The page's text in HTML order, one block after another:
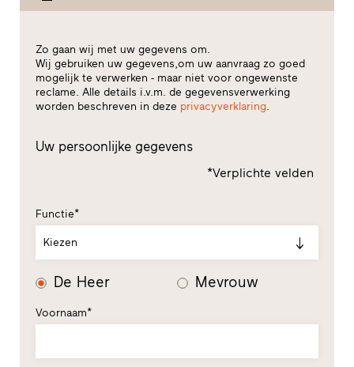
Zo gaan wij met uw gegevens om.
Wij gebruiken uw gegevens,om uw aanvraag zo goed
mogelijk te verwerken - maar niet voor ongewenste
reclame. Alle details i.v.m. de gegevensverwerking
worden beschreven in deze privacyverklaring.
Uw persoonlijke gegevens
*Verplichte velden
Functie*
Kiezen
De Heer Mevrouw
Voornaam*